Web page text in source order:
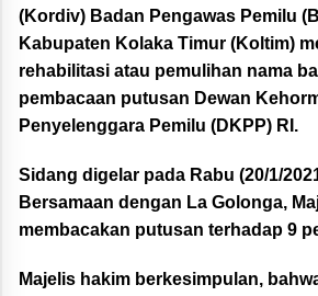
(Kordiv) Badan Pengawas Pemilu
Kabupaten Kolaka Timur (Koltim)
rehabilitasi atau pemulihan nama
pembacaan putusan Dewan
Penyelenggara Pemilu (DKPP) RI.
Sidang digelar pada Rabu (20/1/
Bersamaan dengan La Golonga,
membacakan putusan terhadap 9
Majelis hakim berkesimpulan,